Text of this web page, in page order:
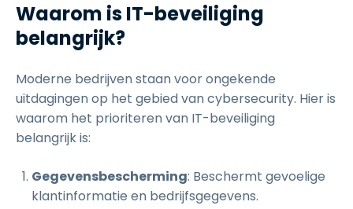
Waarom is IT-beveiliging
belangrijk?
Moderne bedrijven staan voor ongekende
uitdagingen op het gebied van cybersecurity. Hier is
waarom het prioriteren van IT-beveiliging
belangrijk is:
Gegevensbescherming: Beschermt gevoelige
klantinformatie en bedrijfsgegevens.